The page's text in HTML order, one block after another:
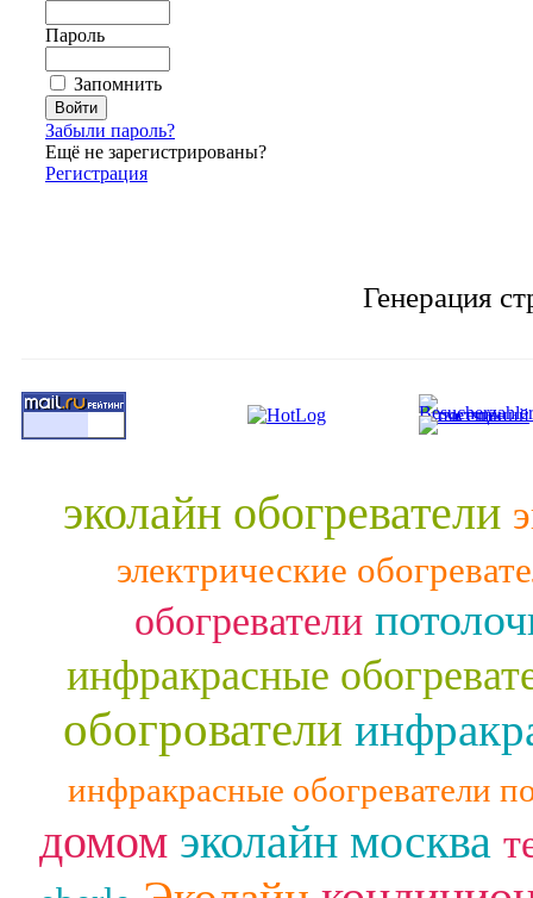
Пароль
Запомнить
Забыли пароль?
Ещё не зарегистрированы?
Регистрация
Генерация
эколайн обогреватели
электрические
обогреватели
инфракрасные
обогрователи
инфракрасные обогреватели
домом эколайн москва